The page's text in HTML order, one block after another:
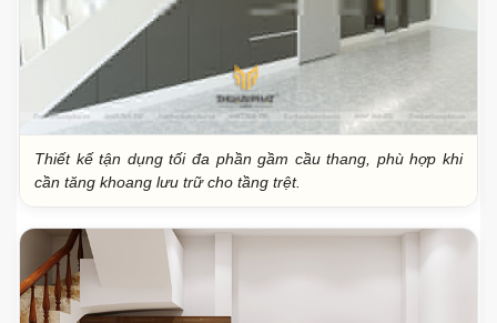
Thiết kế tận dụng tối đa phần gầm cầu thang, phù hợp khi
cần tăng khoang lưu trữ cho tầng trệt.